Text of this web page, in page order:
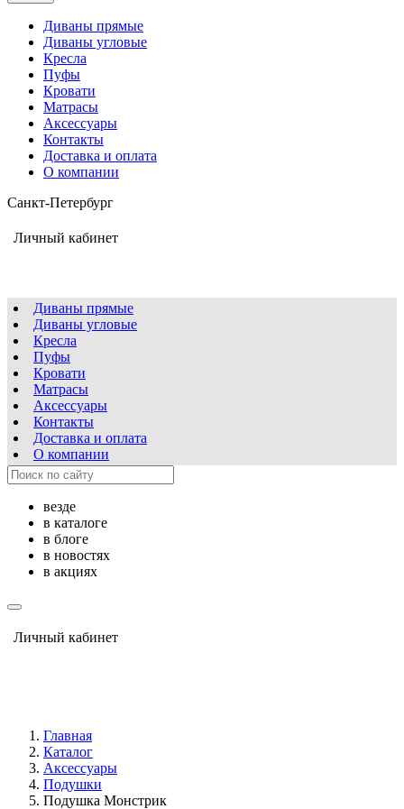
Диваны прямые
Диваны угловые
Кресла
Пуфы
Кровати
Матрасы
Аксессуары
Контакты
Доставка и оплата
О компании
Санкт-Петербург
Личный кабинет
Диваны прямые
Диваны угловые
Кресла
Пуфы
Кровати
Матрасы
Аксессуары
Контакты
Доставка и оплата
О компании
везде
в каталоге
в блоге
в новостях
в акциях
Личный кабинет
Главная
Каталог
Аксессуары
Подушки
Подушка Монстрик